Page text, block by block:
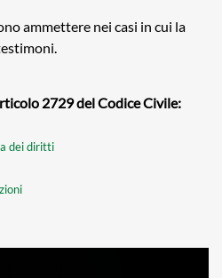
ammettere nei casi in cui la
2729 del Codice Civile:
dei diritti